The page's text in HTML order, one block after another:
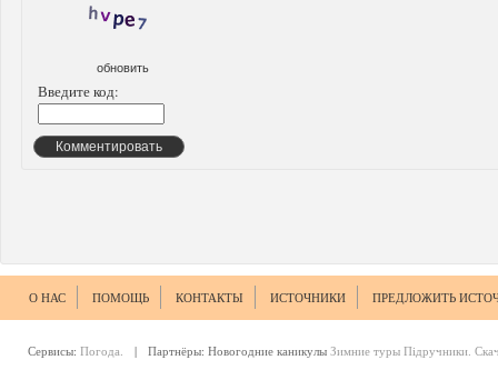
обновить
Введите код:
Комментировать
О НАС ПОМОЩЬ КОНТАКТЫ ИСТОЧНИКИ ПРЕДЛОЖИТЬ
Сервисы: Погода. | Партнёры: Новогодние каникулы Зимние туры Підручники.